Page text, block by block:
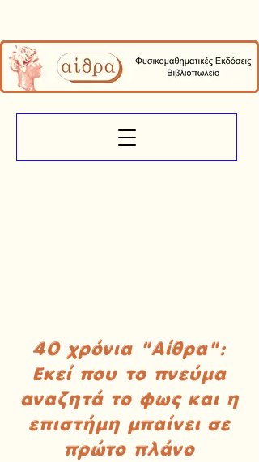
40 χρόνια "Αίθρα":
Εκεί που το πνεύμα
αναζητά το φως και η
επιστήμη μπαίνει σε
πρώτο πλάνο